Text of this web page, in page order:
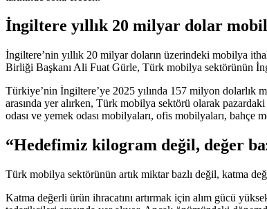
İngiltere yıllık 20 milyar dolar
İngiltere’nin yıllık 20 milyar doların üzerindeki mobilya
Birliği Başkanı Ali Fuat Gürle, Türk mobilya sektörünün
Türkiye’nin İngiltere’ye 2025 yılında 157 milyon
arasında yer alırken, Türk mobilya sektörü olarak
odası ve yemek odası mobilyaları, ofis mobilyaları,
“Hedefimiz kilogram değil, değer
Türk mobilya sektörünün artık miktar bazlı değil, katma
Katma değerli ürün ihracatını artırmak için alım gücü